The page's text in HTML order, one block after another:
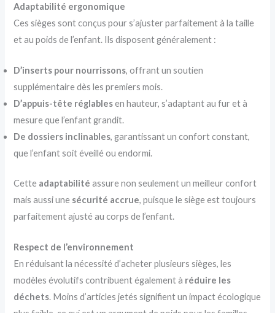
Adaptabilité ergonomique
Ces sièges sont conçus pour s’ajuster parfaitement à la taille
et au poids de l’enfant. Ils disposent généralement :
D’inserts pour nourrissons, offrant un soutien
supplémentaire dès les premiers mois.
D’appuis-tête réglablesen hauteur, s’adaptant au fur et à
mesure que l’enfant grandit.
De dossiers inclinables, garantissant un confort constant,
que l’enfant soit éveillé ou endormi.
Cette adaptabilité assure non seulement un meilleur confort
mais aussi une sécurité accrue, puisque le siège est toujours
parfaitement ajusté au corps de l’enfant.
Respect de l’environnement
En réduisant la nécessité d’acheter plusieurs sièges, les
modèles évolutifs contribuent également à réduire les
déchets. Moins d’articles jetés signifient un impact écologique